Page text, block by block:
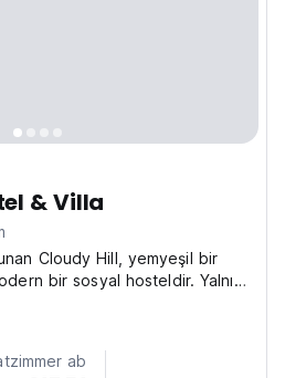
& Villa
Cloudy Hill, yemyeşil bir
bir sosyal hosteldir. Yalnız
kültürü keşfetmek için en
translated...
ab